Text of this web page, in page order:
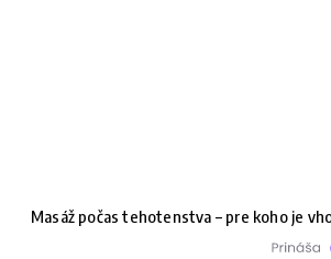
Masáž počas tehotenstva – pre koho je